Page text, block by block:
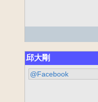
邱大剛
@Facebook